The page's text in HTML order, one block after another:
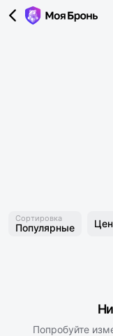
Сортировка
Популярные
Попробуйте